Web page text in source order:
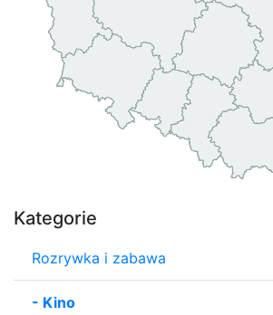
Kategorie
Rozrywka i zabawa
- Kino